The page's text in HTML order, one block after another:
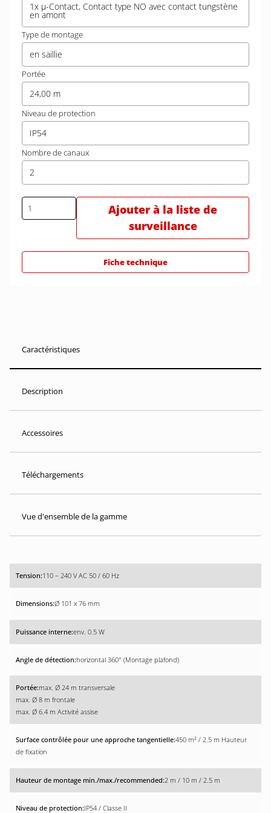
1x µ-Contact, Contact type NO avec contact tungstène
en amont
Type de montage
en saillie
Portée
24,00 m
Niveau de protection
IP54
Nombre de canaux
2
Ajouter à la liste de
surveillance
Fiche technique
Caractéristiques
Description
Accessoires
Téléchargements
Vue d'ensemble de la gamme
110 – 240 V AC 50 / 60 Hz
Ø 101 x 76 mm
env. 0.5 W
horizontal 360° (Montage plafond)
max. Ø 24 m transversale
max. Ø 8 m frontale
max. Ø 6.4 m Activité assise
450 m² / 2.5 m Hauteur
de fixation
2 m / 10 m / 2.5 m
IP54 / Classe II